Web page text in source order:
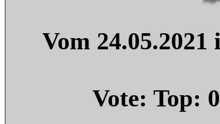
Vom
Vote: Top: 0